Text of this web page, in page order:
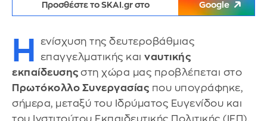
Προσθέστε το SKAI.gr στο Google
Η
ενίσχυση της δευτεροβάθμιας
επαγγελματικής και ναυτικής
εκπαίδευσης στη χώρα μας προβλέπεται στο
Πρωτόκολλο Συνεργασίας που υπογράφηκε,
σήμερα, μεταξύ του Ιδρύματος Ευγενίδου και
του Ινστιτούτου Εκπαιδευτικής Πολιτικής (ΙΕΠ),